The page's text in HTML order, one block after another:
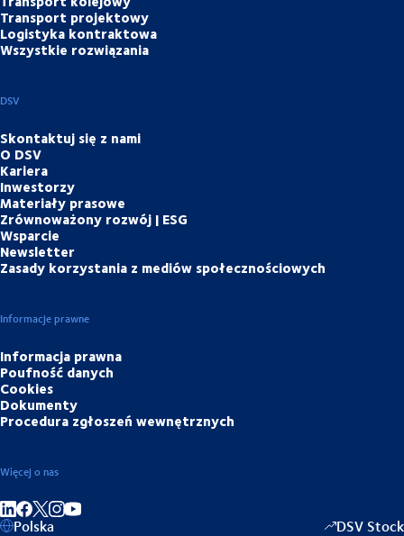
Transport projektowy
Logistyka kontraktowa
Wszystkie rozwiązania
DSV
Skontaktuj się z nami
O DSV
Kariera
Inwestorzy
Materiały prasowe
Zrównoważony rozwój | ESG
Wsparcie
Newsletter
Zasady korzystania z mediów społecznościowych
Informacje prawne
Informacja prawna
Poufność danych
Cookies
Dokumenty
Procedura zgłoszeń wewnętrznych
Więcej o nas
Share on linkedIn
Share on Facebook
Share on Instagram
Polska DSV Stock